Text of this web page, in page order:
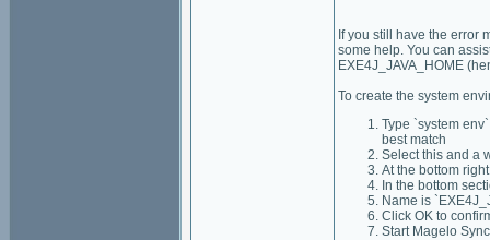
If you still have the error
some help. You can
EXE4J_JAVA_HOME
To create the system
Type `system
best match
Select this and a
At the bottom
In the bottom
Name is
Click OK to
Start Magelo Sync